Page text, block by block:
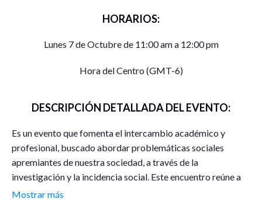
HORARIOS:
Lunes 7 de Octubre de 11:00 am a 12:00 pm
Hora del Centro (GMT-6)
DESCRIPCIÓN DETALLADA DEL EVENTO:
Es un evento que fomenta el intercambio académico y
profesional, buscado abordar problemáticas sociales
apremiantes de nuestra sociedad, a través de la
investigación y la incidencia social. Este encuentro reúne a
investigadores, académicos, profesionales y estudiantes
Mostrar más